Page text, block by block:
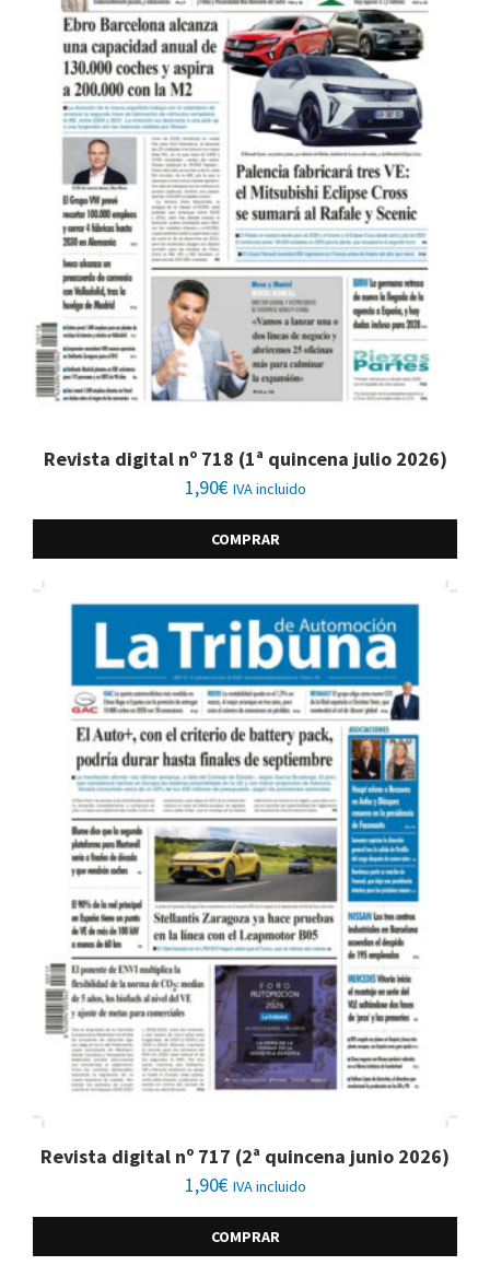
Revista digital nº 718 (1ª quincena julio 2026)
1,90€ IVA incluido
COMPRAR
Revista digital nº 717 (2ª quincena junio 2026)
1,90€ IVA incluido
COMPRAR